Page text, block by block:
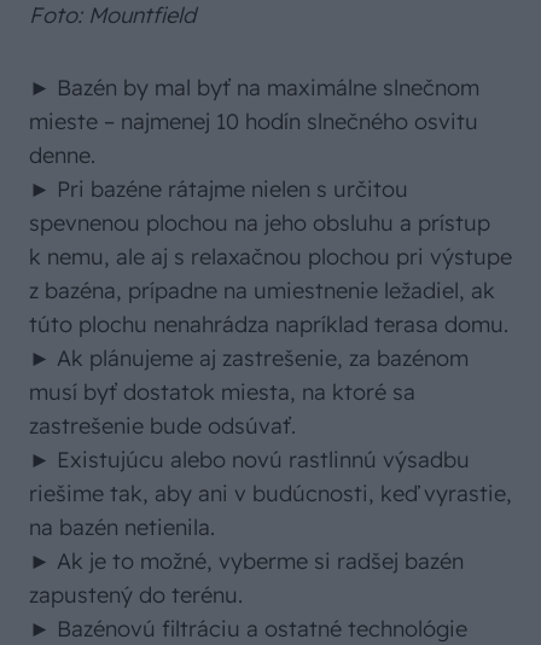
Foto: Mountfield
► Bazén by mal byť na maximálne slnečnom
mieste – najmenej 10 hodín slnečného osvitu
denne.
► Pri bazéne rátajme nielen s určitou
spevnenou plochou na jeho obsluhu a prístup
k nemu, ale aj s relaxačnou plochou pri výstupe
z bazéna, prípadne na umiestnenie ležadiel, ak
túto plochu nenahrádza napríklad terasa domu.
► Ak plánujeme aj zastrešenie, za bazénom
musí byť dostatok miesta, na ktoré sa
zastrešenie bude odsúvať.
► Existujúcu alebo novú rastlinnú výsadbu
riešime tak, aby ani v budúcnosti, keď vyrastie,
na bazén netienila.
► Ak je to možné, vyberme si radšej bazén
zapustený do terénu.
► Bazénovú filtráciu a ostatné technológie